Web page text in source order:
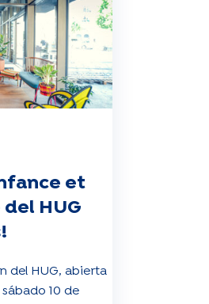
et
HUG
del HUG, abierta
10 de